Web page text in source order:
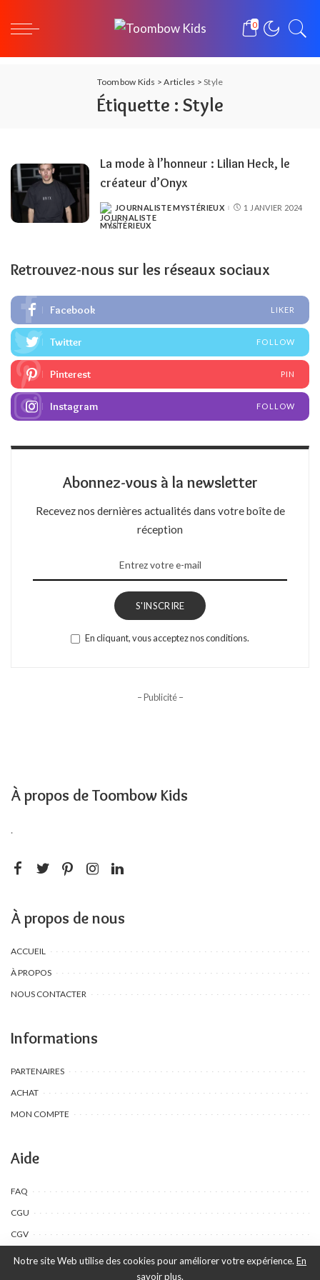
0
Toombow Kids >Articles >Style
Étiquette : Style
La mode à l’honneur : Lilian Heck, le
créateur d’Onyx
POSTED
BY
JOURNALISTE MYSTÉRIEUX 1 JANVIER 2024
Retrouvez-nous sur les réseaux sociaux
Facebook LIKER
Twitter FOLLOW
Pinterest PIN
Instagram FOLLOW
Abonnez-vous à la newsletter
Recevez nos dernières actualités dans votre boîte de
réception
S'INSCRIRE
En cliquant, vous acceptez nos conditions.
– Publicité –
À propos de Toombow Kids
.
À propos de nous
ACCUEIL
À PROPOS
NOUS CONTACTER
Informations
PARTENAIRES
ACHAT
MON COMPTE
Aide
FAQ
CGU
CGV
Notre site Web utilise des cookies pour améliorer votre expérience. En
savoir plus.